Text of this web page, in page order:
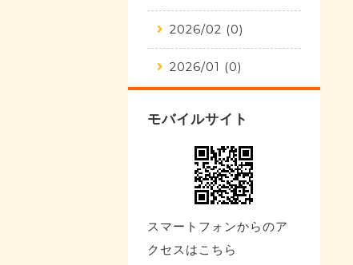
2026/02 (0)
2026/01 (0)
モバイルサイト
スマートフォンからのア
クセスはこちら